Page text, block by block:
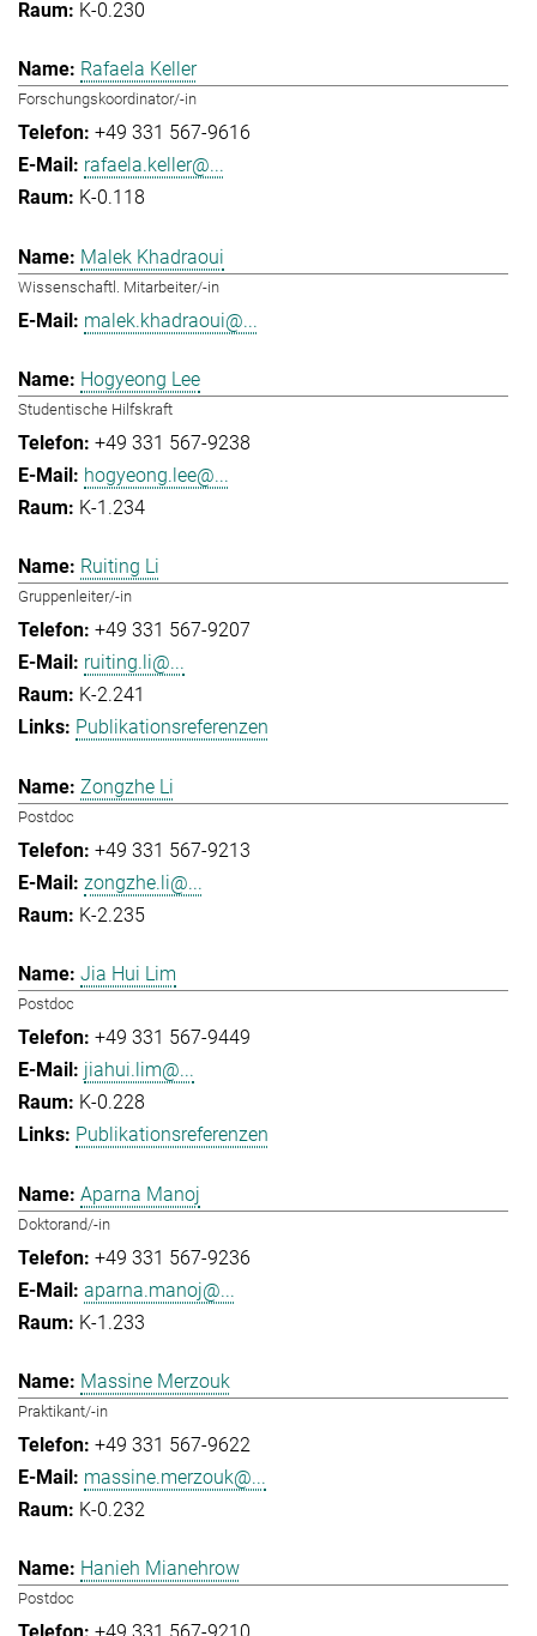
K-0.230
Rafaela Keller
Forschungskoordinator/-in
+49 331 567-9616
rafaela.keller@...
K-0.118
Malek Khadraoui
Wissenschaftl. Mitarbeiter/-in
malek.khadraoui@...
Hogyeong Lee
Studentische Hilfskraft
+49 331 567-9238
hogyeong.lee@...
K-1.234
Ruiting Li
Gruppenleiter/-in
+49 331 567-9207
ruiting.li@...
K-2.241
Publikationsreferenzen
Zongzhe Li
Postdoc
+49 331 567-9213
zongzhe.li@...
K-2.235
Jia Hui Lim
Postdoc
+49 331 567-9449
jiahui.lim@...
K-0.228
Publikationsreferenzen
Aparna Manoj
Doktorand/-in
+49 331 567-9236
aparna.manoj@...
K-1.233
Massine Merzouk
Praktikant/-in
+49 331 567-9622
massine.merzouk@...
K-0.232
Hanieh Mianehrow
Postdoc